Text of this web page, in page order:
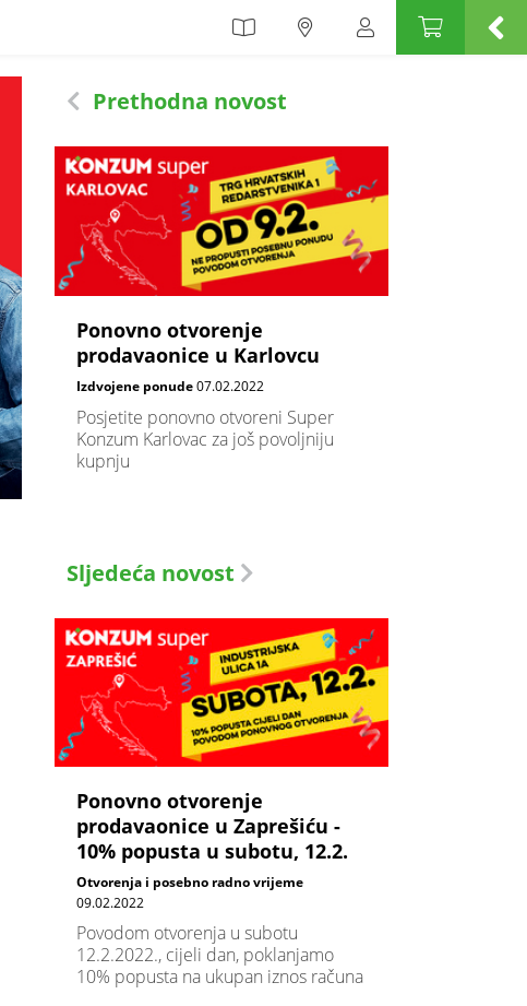
Prethodna novost
Ponovno otvorenje
prodavaonice u Karlovcu
Izdvojene ponude07.02.2022
Posjetite ponovno otvoreni Super
Konzum Karlovac za još povoljniju
kupnju
Sljedeća novost
Ponovno otvorenje
prodavaonice u Zaprešiću -
10% popusta u subotu, 12.2.
Otvorenja i posebno radno vrijeme
09.02.2022
Povodom otvorenja u subotu
12.2.2022., cijeli dan, poklanjamo
10% popusta na ukupan iznos računa